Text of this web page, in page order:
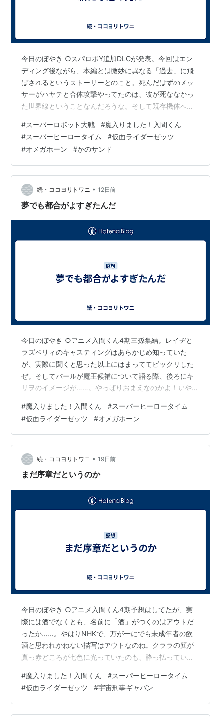
今日のぼやき ○スパロボY追加DLCが発表。今回はエン
ディング後ながら、本編とは微妙に異なる「過去」に飛
ばされるというストーリーとのこと。死んだはずのメッ
サーがハヤテと合体攻撃やってたのは、彼が死ななかっ
た世界線ということなんだろうな。そして既存機体への
ライズ。青いダイナソルジャーに驚いていたら、レッド
ファイブと合体攻撃を行うダイナゼノンまで出してこら
れてテンションおかしくなっちゃったよ。これはまさ
に、ファンが長年待ち望んでいた要素……。 ○アニメ入
間くん4期オリジナルシーンで、バールがアンリに揺さぶ
りをかけて入間の情報を引き出そうとする展開が…
#スーパーロボット大戦 #魔入りました！入間くん
#スーパーヒーロータイム #仮面ライダーゼッツ
#オメガホーン #かのサンド
続・ココヨリトワニ • 12日前
夢でも都合がよすぎたんだ
今日のぼやき ○アニメ入間くん4期三孫集結。レイヂと
ラズベリィのキャスティングはあらかじめ知っていた
が、実際に聞くと思った以上にはまっててビックリした
ぜ。そしてバールが魔王候補について語る際、後ろにキ
リヲのイメージが……。やっぱりおまえなのかよ！いやま
こいつくらいしかいないわけだが。公式ではっきり示さ
れると、複雑な気分だぜ……。 ○仮面ライダーゼッツ都
合のいい世界を作り上げてねむと幸せに暮らそうとする
レディだったが、オブビリオンがそれを許さず……。オブ
ビリオンのことだましてたのかよ、レディ。そりゃ反逆
されますわ。どうにも詰めが甘いねえ。しかし、…
#魔入りました！入間くん #スーパーヒーロータイム
#仮面ライダーゼッツ #オメガホーン
続・ココヨリトワニ • 19日前
まだ序章だというのか
今日のぼやき ○アニメ入間くん4期予想はしてたが、実
際には酒でなくとも、名前に「酒」がつくのはアウトだ
ったか……。やはりNHKで、万が一にでも未成年者の飲
酒と思われかねない描写はアウトなのね。クララの顔が
真っ赤どころが七色に光っていたのも、酔っ払っている
輝くのは酔っ払うよりやばいだろ。あと、「つむつむ」
も差し替えられてたな。商標って扱いになるのか？ ○仮
面ライダーゼッツオブビリオンの能力によりジークも、
ノクスも、そして莫も消えていく。この流れで半総集編
#魔入りました！入間くん #スーパーヒーロータイム
#仮面ライダーゼッツ #宇宙刑事ギャバン